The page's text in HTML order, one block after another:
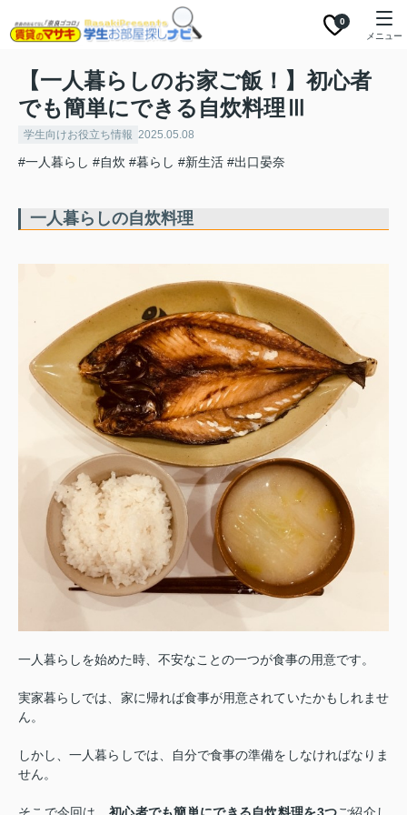
0
メニュー
【一人暮らしのお家ご飯！】初心者
でも簡単にできる自炊料理Ⅲ
学生向けお役立ち情報 2025.05.08
#一人暮らし #自炊 #暮らし #新生活 #出口晏奈
一人暮らしの自炊料理
一人暮らしを始めた時、不安なことの一つが食事の用意です。
実家暮らしでは、家に帰れば食事が用意されていたかもしれませ
ん。
しかし、一人暮らしでは、自分で食事の準備をしなければなりま
せん。